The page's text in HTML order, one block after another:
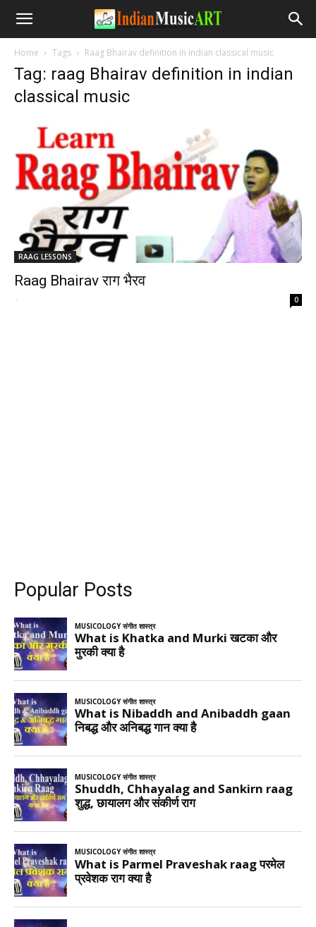
Home Tags Raag Bhairav definition in indian classical music
Tag: raag Bhairav definition in indian
classical music
RAAG LESSONS
Raag Bhairav राग भैरव
- 0
Popular Posts